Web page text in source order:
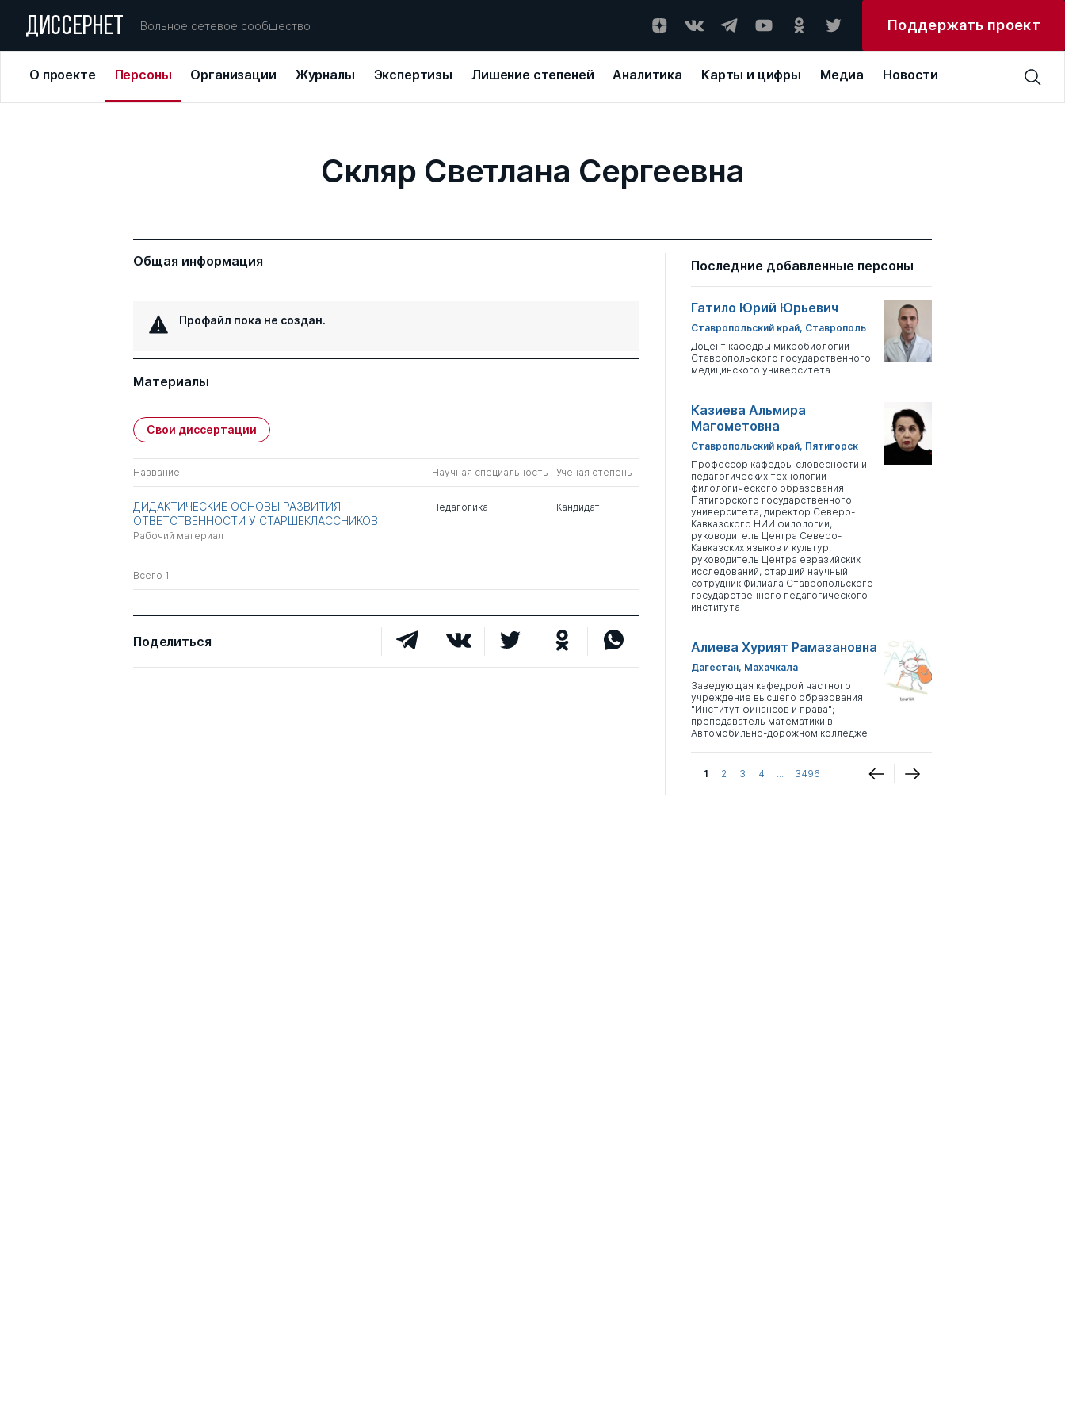
ДИССЕРНЕТ Вольное сетевое сообщество Поддержать проект
О проекте Персоны Организации Журналы Экспертизы Лишение степеней Аналитика Карты и цифры Медиа Новости
Скляр Светлана Сергеевна
Общая информация
Профайл пока не создан.
Материалы
Свои диссертации
Название Научная специальность Ученая степень
ДИДАКТИЧЕСКИЕ ОСНОВЫ РАЗВИТИЯ
ОТВЕТСТВЕННОСТИ У СТАРШЕКЛАССНИКОВ
Рабочий материал
Педагогика Кандидат
Всего 1
Поделиться
Последние добавленные персоны
Гатило Юрий Юрьевич
Ставропольский край, Ставрополь
Доцент кафедры микробиологии
Ставропольского государственного
медицинского университета
Казиева Альмира
Магометовна
Ставропольский край, Пятигорск
Профессор кафедры словесности и
педагогических технологий
филологического образования
Пятигорского государственного
университета, директор Северо-
Кавказского НИИ филологии,
руководитель Центра Северо-
Кавказских языков и культур,
руководитель Центра евразийских
исследований, старший научный
сотрудник Филиала Ставропольского
государственного педагогического
института
Алиева Хурият Рамазановна
Дагестан, Махачкала
Заведующая кафедрой частного
учреждение высшего образования
"Институт финансов и права";
преподаватель математики в
Автомобильно-дорожном колледже
1 2 3 4 ... 3496